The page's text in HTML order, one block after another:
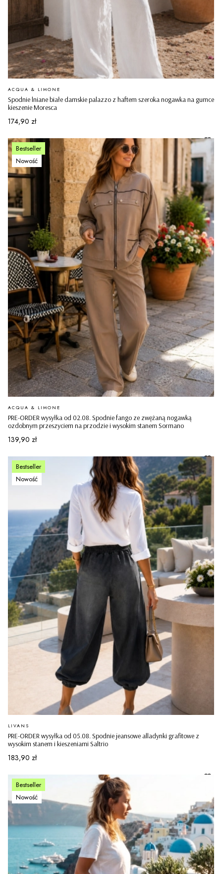
Spodnie lniane białe damskie palazzo z haftem szeroka nogawka na gumce
kieszenie Moresca
PRODUCENT
ACQUA & LIMONE
Cena
174,90 zł
Bestseller
Nowość
PRE-ORDER wysyłka od 02.08. Spodnie fango ze zwężaną nogawką
ozdobnym przeszyciem na przodzie i wysokim stanem Sormano
PRODUCENT
ACQUA & LIMONE
Cena
139,90 zł
Bestseller
Nowość
PRE-ORDER wysyłka od 05.08. Spodnie jeansowe alladynki grafitowe z
wysokim stanem i kieszeniami Saltrio
PRODUCENT
LIVANS
Cena
183,90 zł
Bestseller
Nowość